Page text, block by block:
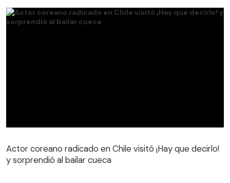
y sorprendió al bailar cueca
Actor coreano radicado en Chile visitó ¡Hay que decirlo!
y sorprendió al bailar cueca